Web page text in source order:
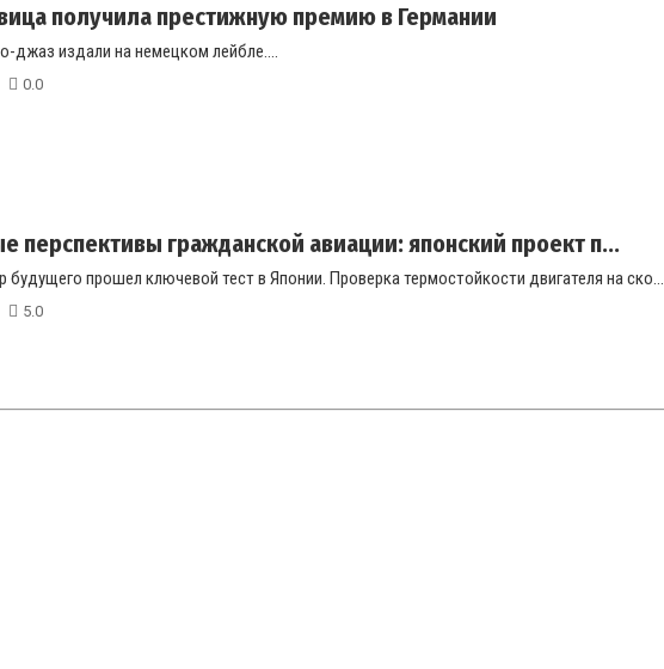
получила престижную премию в Германии
джаз издали на немецком лейбле....
0.0
перспективы гражданской авиации: японский проект п...
будущего прошел ключевой тест в Японии. Проверка термостойкости двигателя на ско...
5.0